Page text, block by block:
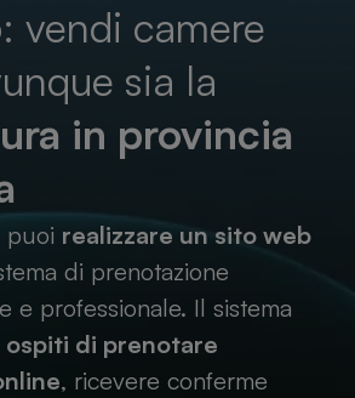
: vendi camere
sia la
in provincia
puoi realizzare un sito web
di prenotazione
e professionale. Il sistema
ospiti di prenotare
, ricevere conferme